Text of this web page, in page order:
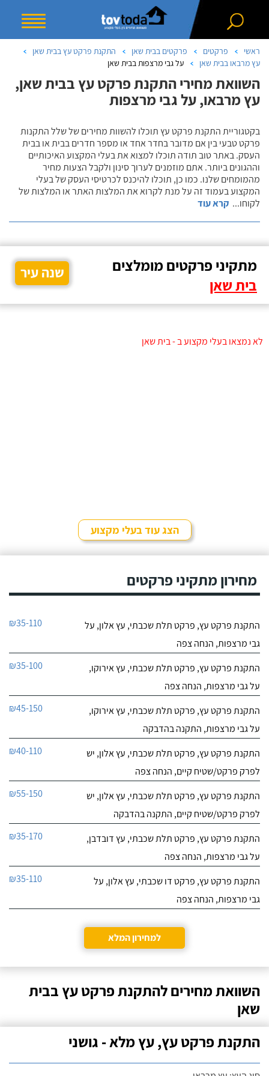
ראשי פרקטים פרקטים בבית שאן
התקנת פרקט עץ בבית שאן
עץ מרבאו בבית שאן
על גבי מרצפות בבית שאן
השוואת מחירי התקנת פרקט עץ בבית שאן,
עץ מרבאו, על גבי מרצפות
בקטגוריית התקנת פרקט עץ תוכלו להשוות מחירים של שלל התקנות
פרקט טבעי בין אם מדובר בחדר אחד או מספר חדרים בבית או בבית
העסק. באתר טוב תודה תוכלו למצוא את בעלי המקצוע האיכותיים
וההגונים ביותר. אתם מוזמנים לערוך סינון ולקבל הצעות מחיר
מהמומחים שלנו. כמו כן, תוכלו להיכנס לכרטיסי העסק של בעלי
המקצוע בעמוד זה על מנת לקרוא את המלצות האתר או המלצות של
לקוחו... קרא עוד
מתקיני פרקטים מומלצים
בית שאן
שנה עיר
לא נמצאו בעלי מקצוע ב - בית שאן
הצג עוד בעלי מקצוע
מחירון מתקיני פרקטים
התקנת פרקט עץ, פרקט תלת שכבתי, עץ אלון, על
גבי מרצפות, הנחה צפה
₪35-110
התקנת פרקט עץ, פרקט תלת שכבתי, עץ אירוקו,
על גבי מרצפות, הנחה צפה
₪35-100
התקנת פרקט עץ, פרקט תלת שכבתי, עץ אירוקו,
על גבי מרצפות, התקנה בהדבקה
₪45-150
התקנת פרקט עץ, פרקט תלת שכבתי, עץ אלון, יש
לפרק פרקט/שטיח קיים, הנחה צפה
₪40-110
התקנת פרקט עץ, פרקט תלת שכבתי, עץ אלון, יש
לפרק פרקט/שטיח קיים, התקנה בהדבקה
₪55-150
התקנת פרקט עץ, פרקט תלת שכבתי, עץ דובדבן,
על גבי מרצפות, הנחה צפה
₪35-170
התקנת פרקט עץ, פרקט דו שכבתי, עץ אלון, על
גבי מרצפות, הנחה צפה
₪35-110
למחירון המלא
השוואת מחירים להתקנת פרקט עץ בבית
שאן
התקנת פרקט עץ, עץ מלא - גושני